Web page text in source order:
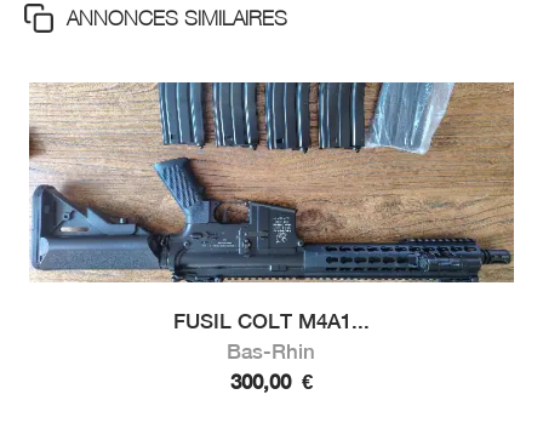
ANNONCES SIMILAIRES
FUSIL COLT M4A1...
Bas-Rhin
300,00 €